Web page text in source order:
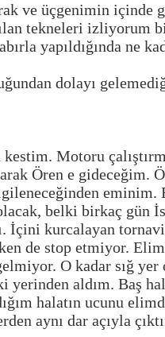
ve üçgenimin içinde
tekneleri izliyorum
yapıldığında ne
dolayı
Motoru
Ören e gideceğim.
eminim.
belki birkaç gün
İçini kurcalayan
de stop etmiyor.
O kadar sığ yer
aldım. Baş
halatın ucunu
aynı dar açıyla